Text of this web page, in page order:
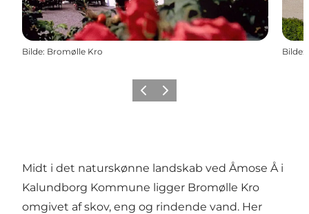
Bilde: Bromølle Kro Bilde:
ForrigeNeste
Midt i det naturskønne landskab ved Åmose Å i
Kalundborg Kommune ligger Bromølle Kro
omgivet af skov, eng og rindende vand. Her